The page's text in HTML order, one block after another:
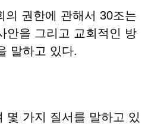
권한에 관해서 30조는
안을 그리고 교회적인 방
말하고 있다.
몇 가지 질서를 말하고 있